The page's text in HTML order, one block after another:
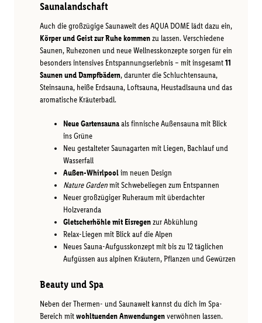
Saunalandschaft
Auch die großzügige Saunawelt des AQUA DOME lädt dazu ein,
Körper und Geist zur Ruhe kommenzu lassen. Verschiedene
Saunen, Ruhezonen und neue Wellnesskonzepte sorgen für ein
besonders intensives Entspannungserlebnis – mit insgesamt11
Saunen und Dampfbädern, darunter die Schluchtensauna,
Steinsauna, heiße Erdsauna, Loftsauna, Heustadlsauna und das
aromatische Kräuterbadl.
Neue Gartensaunaals finnische Außensauna mit Blick
ins Grüne
Neu gestalteter Saunagarten mit Liegen, Bachlauf und
Wasserfall
Außen-Whirlpoolim neuen Design
Nature Gardenmit Schwebeliegen zum Entspannen
Neuer großzügiger Ruheraum mit überdachter
Holzveranda
Gletscherhöhle mit Eisregenzur Abkühlung
Relax-Liegen mit Blick auf die Alpen
Neues Sauna-Aufgusskonzept mit bis zu 12 täglichen
Aufgüssen aus alpinen Kräutern, Pflanzen und Gewürzen
Beauty und Spa
Neben der Thermen- und Saunawelt kannst du dich im Spa-
Bereich mitwohltuenden Anwendungenverwöhnen lassen.